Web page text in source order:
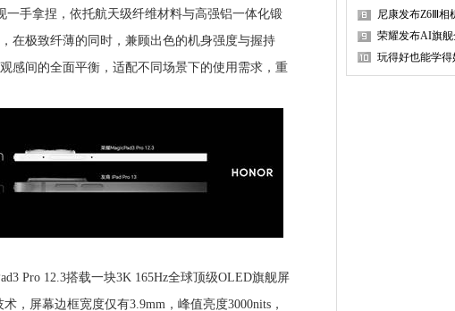
一手拿捏，依托航天级纤维材料与高强铝一体化锻
在极致纤薄的同时，兼顾出色的机身强度与握持
感间的全面平衡，适配不同场景下的使用需求，重
Pro 12.3搭载一块3K 165Hz全球顶级OLED旗舰屏
，屏幕边框宽度仅有3.9mm，峰值亮度3000nits，
测
尼康发布Z6Ⅲ相
荣耀发布AI旗舰
PC、穿戴
玩得好也能学
P